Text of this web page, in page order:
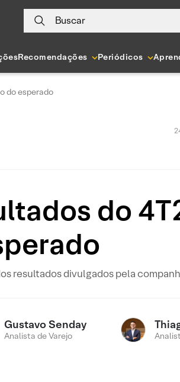
Buscar
Recomendações Periódicos
do esperado
do
resultados divulgados pela
Gustavo Senday
Analista de Varejo